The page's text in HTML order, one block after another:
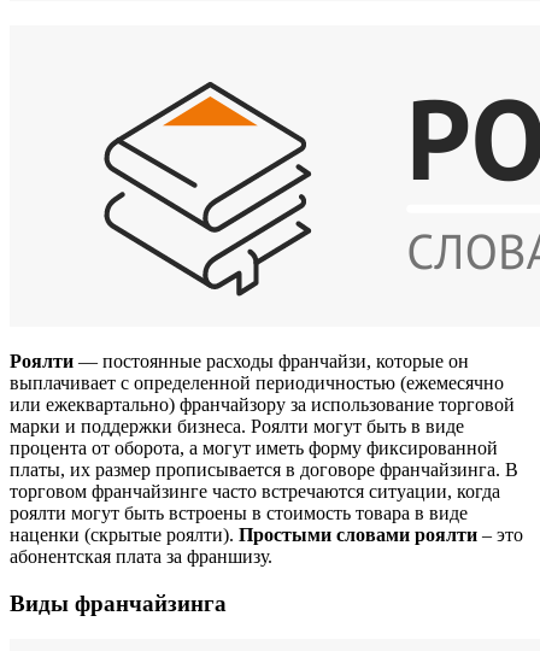
Роялти — постоянные расходы франчайзи, которые он
выплачивает с определенной периодичностью (ежемесячно
или ежеквартально) франчайзору за использование торговой
марки и поддержки бизнеса. Роялти могут быть в виде
процента от оборота, а могут иметь форму фиксированной
платы, их размер прописывается в договоре франчайзинга. В
торговом франчайзинге часто встречаются ситуации, когда
роялти могут быть встроены в стоимость товара в виде
наценки (скрытые роялти). Простыми словами роялти – это
абонентская плата за франшизу.
Виды франчайзинга